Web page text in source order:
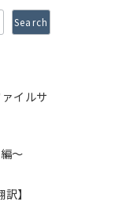
Search
イルサ
～
】